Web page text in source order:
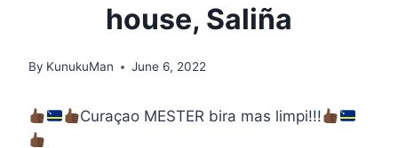
house, Saliña
By KunukuMan June 6, 2022
Curaçao MESTER bira mas limpi!!!